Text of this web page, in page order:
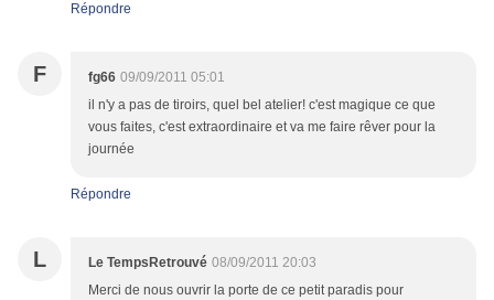
Répondre
F fg66 09/09/2011 05:01
il n'y a pas de tiroirs, quel bel atelier! c'est magique ce que
vous faites, c'est extraordinaire et va me faire rêver pour la
journée
Répondre
L Le TempsRetrouvé 08/09/2011 20:03
Merci de nous ouvrir la porte de ce petit paradis pour